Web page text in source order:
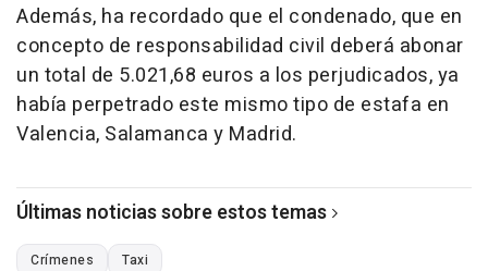
Además, ha recordado que el condenado, que en
concepto de responsabilidad civil deberá abonar
un total de 5.021,68 euros a los perjudicados, ya
había perpetrado este mismo tipo de estafa en
Valencia, Salamanca y Madrid.
Últimas noticias sobre estos temas
Crímenes Taxi